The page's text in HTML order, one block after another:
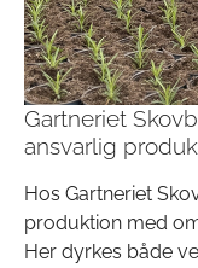
Gartneriet
ansvarlig
Hos Gartneriet
produktion med
Her dyrkes både